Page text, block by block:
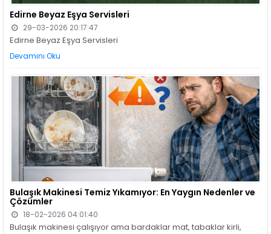
Edirne Beyaz Eşya Servisleri
29-03-2026 20:17:47
Edirne Beyaz Eşya Servisleri
Devamını Oku
Bulaşık Makinesi Temiz Yıkamıyor: En Yaygın Nedenler ve
Çözümler
18-02-2026 04:01:40
Bulaşık makinesi çalışıyor ama bardaklar mat, tabaklar kirli,